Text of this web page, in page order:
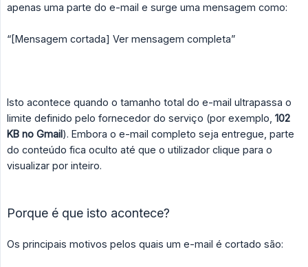
apenas uma parte do e-mail e surge uma mensagem como:
“[Mensagem cortada] Ver mensagem completa”
Isto acontece quando o tamanho total do e-mail ultrapassa o
limite definido pelo fornecedor do serviço (por exemplo, 102
KB no Gmail). Embora o e-mail completo seja entregue, parte
do conteúdo fica oculto até que o utilizador clique para o
visualizar por inteiro.
Porque é que isto acontece?
Os principais motivos pelos quais um e-mail é cortado são: